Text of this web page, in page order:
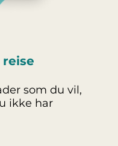
reise
som du vil,
ikke har